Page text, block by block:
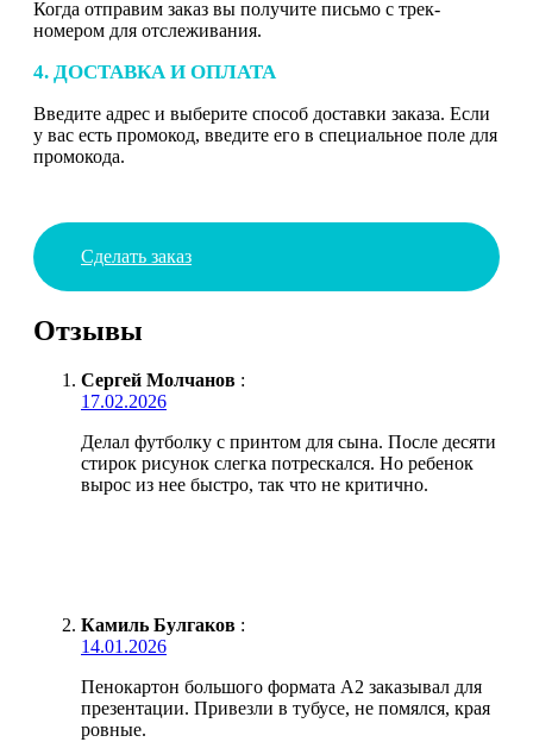
Когда отправим заказ вы получите письмо с трек-
номером для отслеживания.
4. ДОСТАВКА И ОПЛАТА
Введите адрес и выберите способ доставки заказа. Если
у вас есть промокод, введите его в специальное поле для
промокода.
Сделать заказ
Отзывы
Сергей Молчанов :
17.02.2026
Делал футболку с принтом для сына. После десяти
стирок рисунок слегка потрескался. Но ребенок
вырос из нее быстро, так что не критично.
Камиль Булгаков :
14.01.2026
Пенокартон большого формата А2 заказывал для
презентации. Привезли в тубусе, не помялся, края
ровные.